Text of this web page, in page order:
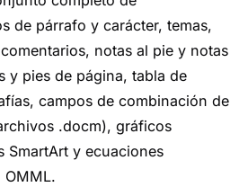
de párrafo y carácter, temas,
notas al pie y notas
y pies de página, tabla de
campos de combinación de
.docm), gráficos
SmartArt y ecuaciones
OMML.